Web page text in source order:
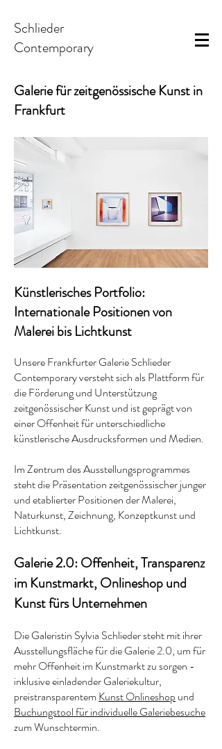
Schlieder
Contemporary
Galerie für zeitgenössische Kunst in
Frankfurt
Künstlerisches Portfolio:
Internationale Positionen von
Malerei bis Lichtkunst
Unsere Frankfurter Galerie Schlieder
Contemporary versteht sich als Plattform für
die Förderung und Unterstützung
zeitgenössischer Kunst und ist geprägt von
einer Offenheit für unterschiedliche
künstlerische Ausdrucksformen und Medien.
Im Zentrum des Ausstellungsprogrammes
steht die Präsentation zeitgenössischer junger
und etablierter Positionen der Malerei,
Naturkunst, Zeichnung, Konzeptkunst und
Lichtkunst.
Galerie 2.0: Offenheit, Transparenz
im Kunstmarkt, Onlineshop und
Kunst fürs Unternehmen
Die Galeristin Sylvia Schlieder steht mit ihrer
Ausstellungsfläche für die Galerie 2.0, um für
mehr Offenheit im Kunstmarkt zu sorgen -
inklusive einladender Galeriekultur,
preistransparentem Kunst Onlineshop und
Buchungstool für individuelle Galeriebesuche
zum Wunschtermin.